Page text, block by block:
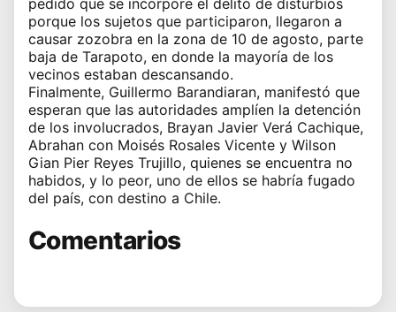
pedido que se incorpore el delito de disturbios
porque los sujetos que participaron, llegaron a
causar zozobra en la zona de 10 de agosto, parte
baja de Tarapoto, en donde la mayoría de los
vecinos estaban descansando.
Finalmente, Guillermo Barandiaran, manifestó que
esperan que las autoridades amplíen la detención
de los involucrados, Brayan Javier Verá Cachique,
Abrahan con Moisés Rosales Vicente y Wilson
Gian Pier Reyes Trujillo, quienes se encuentra no
habidos, y lo peor, uno de ellos se habría fugado
del país, con destino a Chile.
Comentarios